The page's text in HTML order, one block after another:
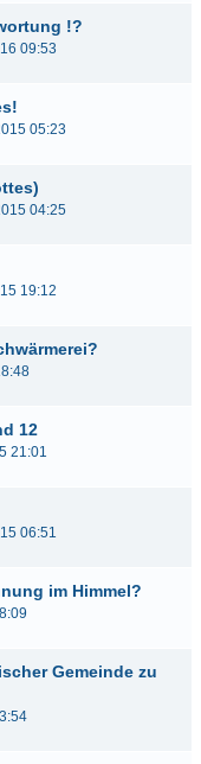
!?
09:53
05:23
04:25
19:12
12
21:01
06:51
im Himmel?
Gemeinde zu